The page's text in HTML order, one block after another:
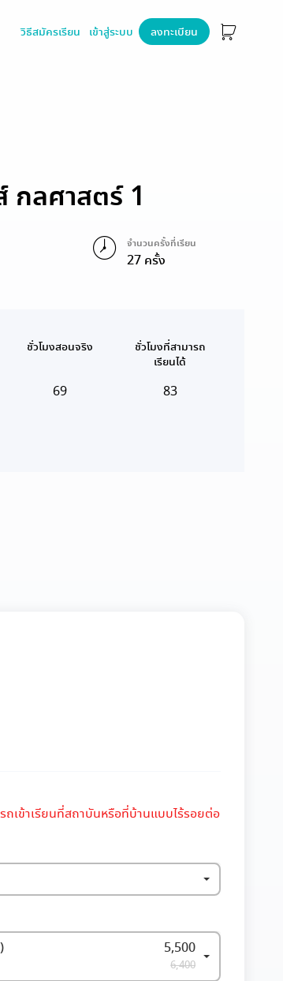
วิธีสมัครเรียน เข้าสู่ระบบ ลงทะเบียน
กลศาสตร์ 1
จำนวนครั้งที่เรียน
27 ครั้ง
ชั่วโมงสอนจริง
ชั่วโมงที่สามารถ
เรียนได้
69 83
เข้าเรียนที่สถาบันหรือที่บ้านแบบไร้รอยต่อ
5,500
6,400